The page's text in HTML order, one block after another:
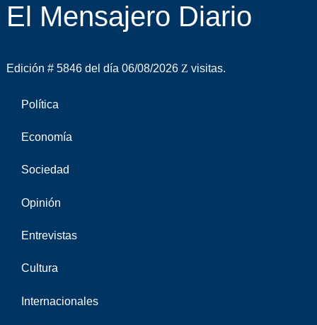
El Mensajero Diario
Edición # 5846 del día 06/08/2026 visitas.
Política
Economía
Sociedad
Opinión
Entrevistas
Cultura
Internacionales